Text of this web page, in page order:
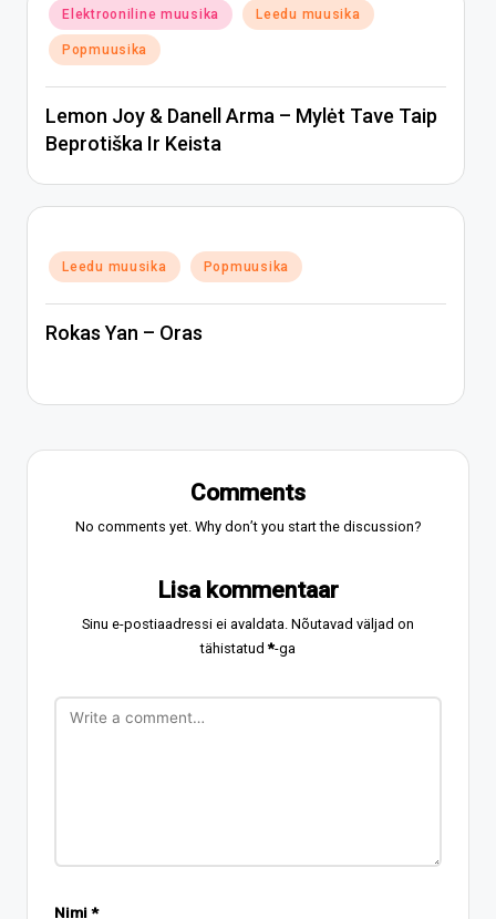
Posted
in
Elektrooniline muusika Leedu muusika
Popmuusika
Lemon Joy & Danell Arma – Mylėt Tave Taip
Beprotiška Ir Keista
Posted
in
Leedu muusika Popmuusika
Rokas Yan – Oras
Comments
No comments yet. Why don’t you start the discussion?
Lisa kommentaar
Sinu e-postiaadressi ei avaldata. Nõutavad väljad on
tähistatud*-ga
Nimi*